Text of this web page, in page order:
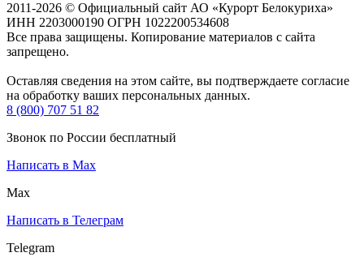
2011-2026 © Официальный сайт АО «Курорт Белокуриха»
ИНН 2203000190 ОГРН 1022200534608
Все права защищены. Копирование материалов с сайта
запрещено.
Оставляя сведения на этом сайте, вы подтверждаете согласие
на обработку ваших персональных данных.
8 (800) 707 51 82
Звонок по России бесплатный
Написать в Max
Max
Написать в Телеграм
Telegram